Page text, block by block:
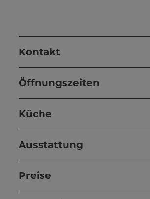
Kontakt
Öffnungszeiten
Küche
Ausstattung
Preise